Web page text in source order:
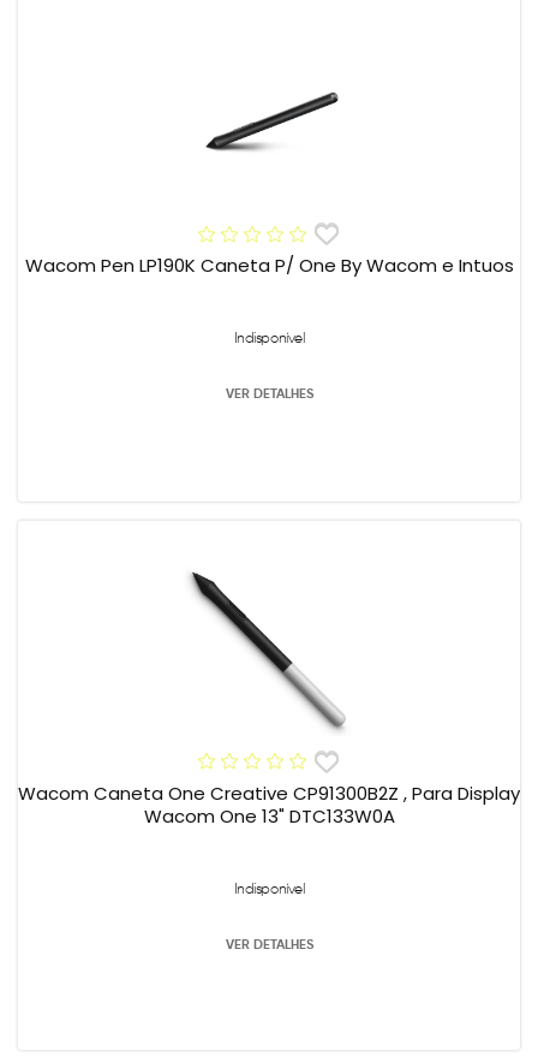
Wacom Pen LP190K Caneta P/ One By Wacom e Intuos
Indisponível
VER DETALHES
Wacom Caneta One Creative CP91300B2Z , Para Display
Wacom One 13" DTC133W0A
Indisponível
VER DETALHES